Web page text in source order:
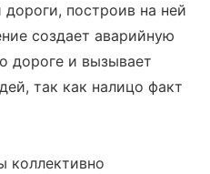
построив на ней
создает аварийную
дороге и вызывает
так как налицо факт
коллективно